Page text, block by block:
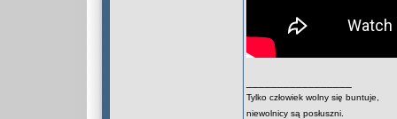
Tylko człowiek wolny się buntuje,
niewolnicy są posłuszni.